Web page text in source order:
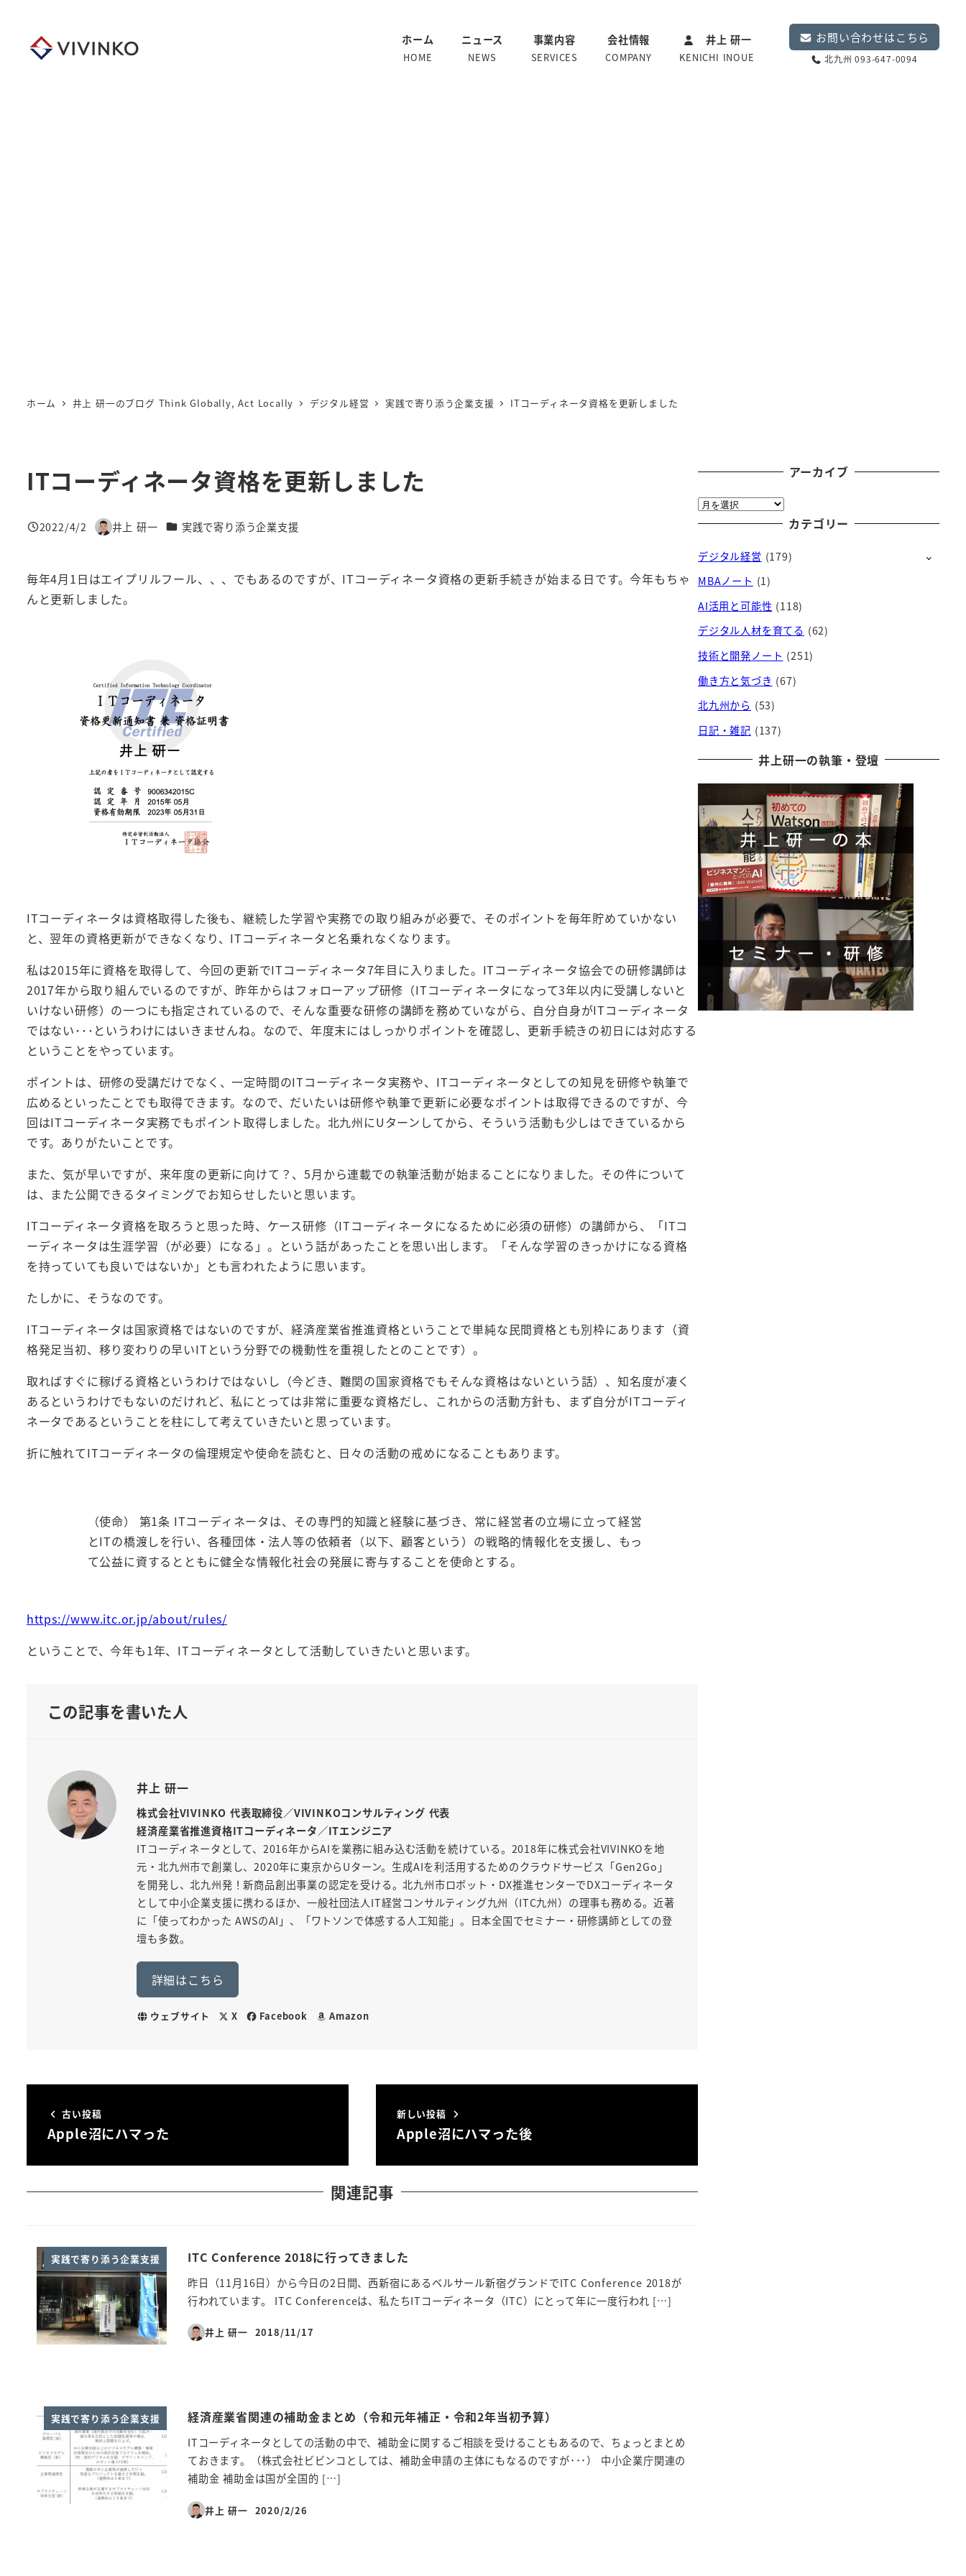
ホーム
HOME
ニュース
NEWS
事業内容
SERVICES
会社情報
COMPANY
井上 研一
KENICHI INOUE
お問い合わせはこちら
北九州 093-647-0094
ホーム 井上 研一のブログ Think Globally, Act Locally デジタル経営 実践で寄り添う企業支援 ITコーディネータ資格を更新しました
ITコーディネータ資格を更新しました
投稿日
2022/4/2
著
井上 研一 カテゴリー
実践で寄り添う企業支援
毎年4月1日はエイプリルフール、、、でもあるのですが、ITコーディネータ資格の更新手続きが始まる日です。今年もちゃ
んと更新しました。
ITコーディネータは資格取得した後も、継続した学習や実務での取り組みが必要で、そのポイントを毎年貯めていかない
と、翌年の資格更新ができなくなり、ITコーディネータと名乗れなくなります。
私は2015年に資格を取得して、今回の更新でITコーディネータ7年目に入りました。ITコーディネータ協会での研修講師は
2017年から取り組んでいるのですが、昨年からはフォローアップ研修（ITコーディネータになって3年以内に受講しないと
いけない研修）の一つにも指定されているので、そんな重要な研修の講師を務めていながら、自分自身がITコーディネータ
ではない･･･というわけにはいきませんね。なので、年度末にはしっかりポイントを確認し、更新手続きの初日には対応する
ということをやっています。
ポイントは、研修の受講だけでなく、一定時間のITコーディネータ実務や、ITコーディネータとしての知見を研修や執筆で
広めるといったことでも取得できます。なので、だいたいは研修や執筆で更新に必要なポイントは取得できるのですが、今
回はITコーディネータ実務でもポイント取得しました。北九州にUターンしてから、そういう活動も少しはできているから
です。ありがたいことです。
また、気が早いですが、来年度の更新に向けて？、5月から連載での執筆活動が始まることになりました。その件について
は、また公開できるタイミングでお知らせしたいと思います。
ITコーディネータ資格を取ろうと思った時、ケース研修（ITコーディネータになるために必須の研修）の講師から、「ITコ
ーディネータは生涯学習（が必要）になる」。という話があったことを思い出します。「そんな学習のきっかけになる資格
を持っていても良いではないか」とも言われたように思います。
たしかに、そうなのです。
ITコーディネータは国家資格ではないのですが、経済産業省推進資格ということで単純な民間資格とも別枠にあります（資
格発足当初、移り変わりの早いITという分野での機動性を重視したとのことです）。
取ればすぐに稼げる資格というわけではないし（今どき、難関の国家資格でもそんな資格はないという話）、知名度が凄く
あるというわけでもないのだけれど、私にとっては非常に重要な資格だし、これからの活動方針も、まず自分がITコーディ
ネータであるということを柱にして考えていきたいと思っています。
折に触れてITコーディネータの倫理規定や使命を読むと、日々の活動の戒めになることもあります。
（使命） 第1条 ITコーディネータは、その専門的知識と経験に基づき、常に経営者の立場に立って経営
とITの橋渡しを行い、各種団体・法人等の依頼者（以下、顧客という）の戦略的情報化を支援し、もっ
て公益に資するとともに健全な情報化社会の発展に寄与することを使命とする。
https://www.itc.or.jp/about/rules/
ということで、今年も1年、ITコーディネータとして活動していきたいと思います。
この記事を書いた人
井上 研一
株式会社VIVINKO 代表取締役／VIVINKOコンサルティング 代表
経済産業省推進資格ITコーディネータ／ITエンジニア
ITコーディネータとして、2016年からAIを業務に組み込む活動を続けている。2018年に株式会社VIVINKOを地
元・北九州市で創業し、2020年に東京からUターン。生成AIを利活用するためのクラウドサービス「Gen2Go」
を開発し、北九州発！新商品創出事業の認定を受ける。北九州市ロボット・DX推進センターでDXコーディネータ
として中小企業支援に携わるほか、一般社団法人IT経営コンサルティング九州（ITC九州）の理事も務める。近著
に「使ってわかった AWSのAI」、「ワトソンで体感する人工知能」。日本全国でセミナー・研修講師としての登
壇も多数。
詳細はこちら
ウェブサイト X Facebook Amazon
古い投稿
Apple沼にハマった
新しい投稿
Apple沼にハマった後
関連記事
実践で寄り添う企業支援 ITC Conference 2018に行ってきました
昨日（11月16日）から今日の2日間、西新宿にあるベルサール新宿グランドでITC Conference 2018が
行われています。 ITC Conferenceは、私たちITコーディネータ（ITC）にとって年に一度行われ […]
井上 研一
投稿日
2018/11/17
実践で寄り添う企業支援 経済産業省関連の補助金まとめ（令和元年補正・令和2年当初予算）
ITコーディネータとしての活動の中で、補助金に関するご相談を受けることもあるので、ちょっとまとめ
ておきます。（株式会社ビビンコとしては、補助金申請の主体にもなるのですが･･･） 中小企業庁関連の
補助金 補助金は国が全国的 […]
井上 研一
投稿日
2020/2/26
アーカイブ
ア
ー
イ
ブ
カテゴリー
デジタル経営 (179)
MBAノート (1)
AI活用と可能性 (118)
デジタル人材を育てる (62)
技術と開発ノート (251)
働き方と気づき (67)
北九州から (53)
日記・雑記 (137)
井上研一の執筆・登壇